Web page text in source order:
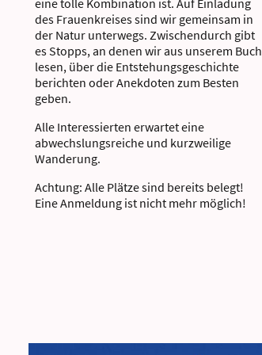
des Frauenkreises sind wir gemeinsam in
der Natur unterwegs. Zwischendurch gibt
es Stopps, an denen wir aus unserem Buch
lesen, über die Entstehungsgeschichte
berichten oder Anekdoten zum Besten
geben.
Alle Interessierten erwartet eine
abwechslungsreiche und kurzweilige
Wanderung.
Achtung: Alle Plätze sind bereits belegt!
Eine Anmeldung ist nicht mehr möglich!